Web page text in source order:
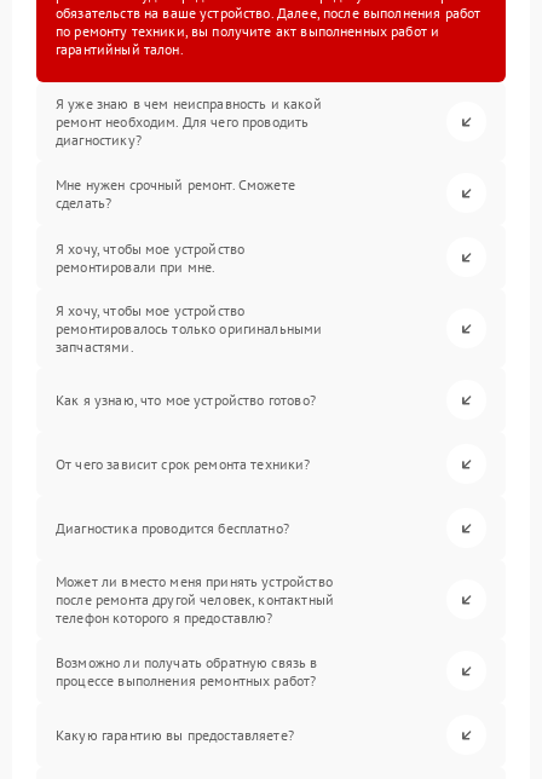
обязательств на ваше устройство. Далее, после выполнения работ
по ремонту техники, вы получите акт выполненных работ и
гарантийный талон.
Я уже знаю в чем неисправность и какой
ремонт необходим. Для чего проводить
диагностику?
Мне нужен срочный ремонт. Сможете
сделать?
Я хочу, чтобы мое устройство
ремонтировали при мне.
Я хочу, чтобы мое устройство
ремонтировалось только оригинальными
запчастями.
Как я узнаю, что мое устройство готово?
От чего зависит срок ремонта техники?
Диагностика проводится бесплатно?
Может ли вместо меня принять устройство
после ремонта другой человек, контактный
телефон которого я предоставлю?
Возможно ли получать обратную связь в
процессе выполнения ремонтных работ?
Какую гарантию вы предоставляете?